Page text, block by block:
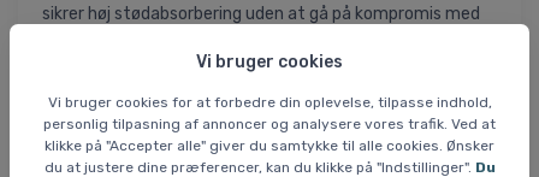
Vi bruger cookies
Vi bruger cookies for at forbedre din oplevelse, tilpasse indhold,
personlig tilpasning af annoncer og analysere vores trafik. Ved at
klikke på "Accepter alle" giver du samtykke til alle cookies. Ønsker
du at justere dine præferencer, kan du klikke på "Indstillinger". Du
sikrer høj stødabsorbering uden at gå på kompromis med
beskytter mod småkryb under cykelturen. Nettet er
antibakterielt, kan tages af og vaskes, hvilket bidrager til
god hygiejne og lang holdbarhed.